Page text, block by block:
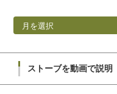
ストーブを動画で説明